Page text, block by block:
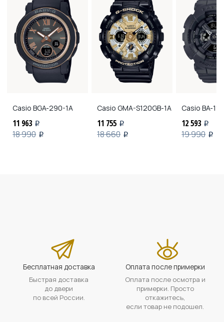
Casio BGA-290-1A
11 963 i
18 990 i
Casio GMA-S120GB-1A
11 755 i
18 660 i
Casio BA-
12 593 i
19 990 i
Бесплатная доставка
Быстрая доставка
до двери
по всей России.
Оплата после примерки
Оплата после осмотра и
примерки. Просто
откажитесь,
если товар не подошел.